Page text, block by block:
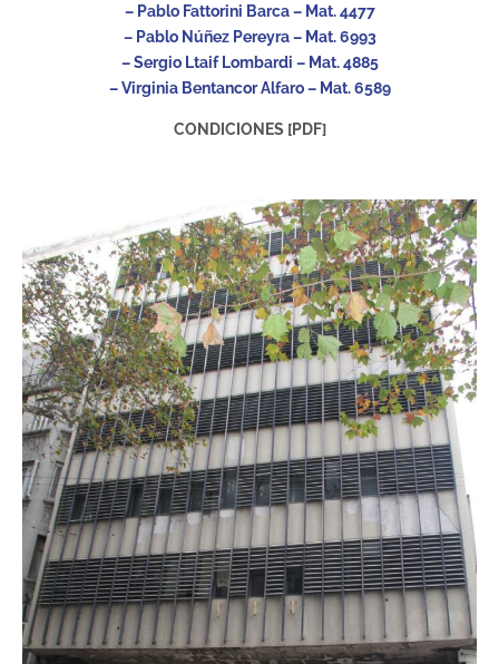
– Pablo Fattorini Barca – Mat. 4477
– Pablo Núñez Pereyra – Mat. 6993
– Sergio Ltaif Lombardi – Mat. 4885
– Virginia Bentancor Alfaro – Mat. 6589
CONDICIONES [PDF]